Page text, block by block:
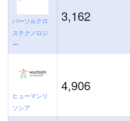
パーソルクロ
ステクノロジ
ー
3,162
ヒューマンリ
ソシア
4,906